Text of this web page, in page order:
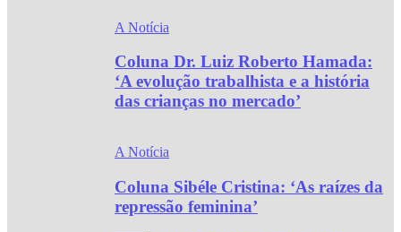
A Notícia
Coluna Dr. Luiz Roberto Hamada:
‘A evolução trabalhista e a história
das crianças no mercado’
A Notícia
Coluna Sibéle Cristina: ‘As raízes da
repressão feminina’